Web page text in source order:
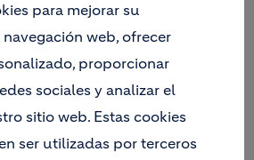
y alineada a los
del país.
para mejorar su
web, ofrecer
proporcionar
sociales y analizar el
sitio web. Estas cookies
ser utilizadas por terceros